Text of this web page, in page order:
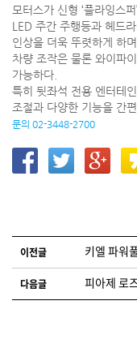
모터스가 신형 ‘플라잉스퍼
LED 주간 주행등과 헤드
인상을 더욱 뚜렷하게 하
차량 조작은 물론 와이파
가능하다.
특히 뒷좌석 전용 엔터테
조절과 다양한 기능을 간
문의 02-3448-2700
이전글 키엘 파워
다음글 피아제 로